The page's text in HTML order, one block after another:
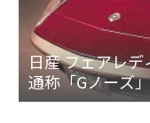
日産 フェアレデ
通称「Gノーズ
備した特別なZ